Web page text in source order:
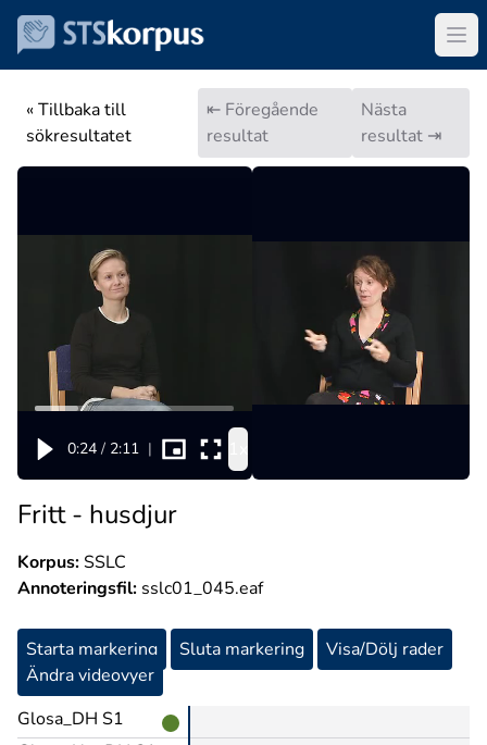
« Tillbaka till
sökresultatet
⇤ Föregående
resultat
Nästa
resultat ⇥
0:24 / 2:11 |
Fritt - husdjur
Korpus:SSLC
Annoteringsfil: sslc01_045.eaf
Starta markering Sluta markering
Visa/Dölj rader
Ändra videovyer
Glosa_DH S1